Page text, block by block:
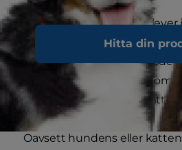
Hitta din
Hundar och katter som
eller som är mycket aktiva
medan de som äter våtfoder,
stillasittande sannolikt
lite mindre än genomsnittet.
Oavsett hundens eller